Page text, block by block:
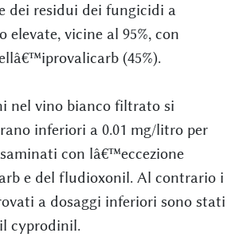
dei residui dei fungicidi a
elevate, vicine al 95%, con
(45%).
nel vino bianco filtrato si
inferiori a 0.01 mg/litro per
con lâ€™eccezione
e del fludioxonil. Al contrario i
a dosaggi inferiori sono stati
cyprodinil.